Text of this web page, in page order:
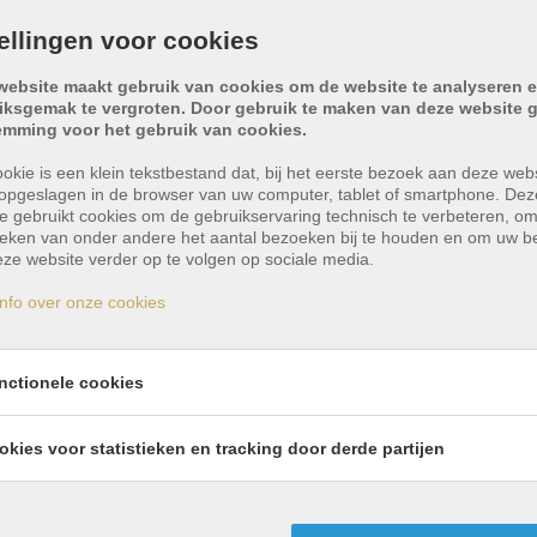
appartement op
terras, gelegen in een rustige woonomgeving in
een praktische indeling met aangename lichtinval.
voor cookies
maakt gebruik van cookies om de website te analyseren
te vergroten. Door gebruik te maken van deze website
voor het gebruik van cookies.
is een klein tekstbestand dat, bij het eerste bezoek aan deze
in de browser van uw computer, tablet of smartphone.
gebruikt cookies om de gebruikservaring technisch te verbeteren, om
van onder andere het aantal bezoeken bij te houden en om uw
website verder op te volgen op sociale media.
over onze cookies
cookies
voor statistieken en tracking door derde partijen